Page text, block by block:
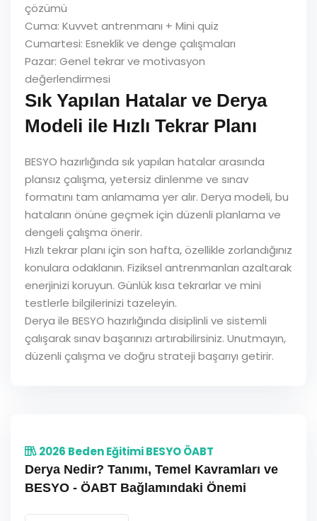
çözümü
Cuma: Kuvvet antrenmanı + Mini quiz
Cumartesi: Esneklik ve denge çalışmaları
Pazar: Genel tekrar ve motivasyon
değerlendirmesi
Sık Yapılan Hatalar ve Derya
Modeli ile Hızlı Tekrar Planı
BESYO hazırlığında sık yapılan hatalar arasında
plansız çalışma, yetersiz dinlenme ve sınav
formatını tam anlamama yer alır. Derya modeli, bu
hataların önüne geçmek için düzenli planlama ve
dengeli çalışma önerir.
Hızlı tekrar planı için son hafta, özellikle zorlandığınız
konulara odaklanın. Fiziksel antrenmanları azaltarak
enerjinizi koruyun. Günlük kısa tekrarlar ve mini
testlerle bilgilerinizi tazeleyin.
Derya ile BESYO hazırlığında disiplinli ve sistemli
çalışarak sınav başarınızı artırabilirsiniz. Unutmayın,
düzenli çalışma ve doğru strateji başarıyı getirir.
2026 Beden Eğitimi BESYO ÖABT
Derya Nedir? Tanımı, Temel Kavramları ve
BESYO - ÖABT Bağlamındaki Önemi